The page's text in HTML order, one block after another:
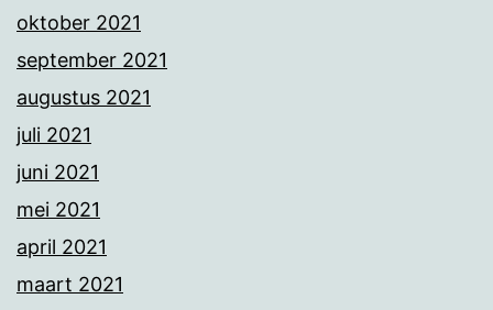
oktober 2021
september 2021
augustus 2021
juli 2021
juni 2021
mei 2021
april 2021
maart 2021